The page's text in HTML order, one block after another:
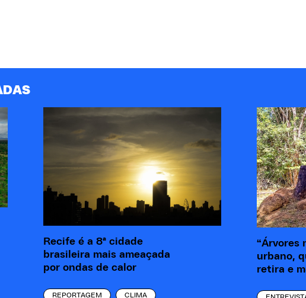
Recife é a 8ª cidade
brasileira mais ameaçada
por ondas de calor
REPORTAGEM CLIMA
“Árvores
urbano,
retira e